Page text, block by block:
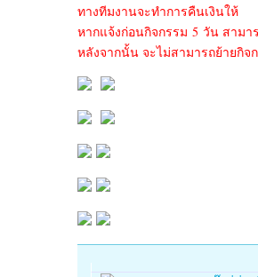
ทางทีมงานจะทำการคืนเงินให้
หากแจ้งก่อนกิจกรรม 5 วัน สามา
หลังจากนั้น จะไม่สามารถย้ายกิ